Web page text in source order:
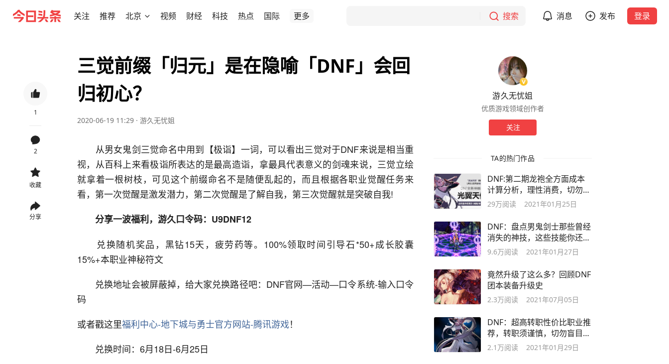
关注 推荐 北京 视频 财经 科技 热点 国际 更多 搜索 消息 发布 登录
1
2
收藏
分享
三觉前缀「归元」是在隐喻「DNF」会回
归初心？
2020-06-19 11:29 · 游久无忧姐
从男女鬼剑三觉命名中用到【极诣】一词，可以看出三觉对于DNF来说是相当重
视，从百科上来看极诣所表达的是最高造诣，拿最具代表意义的剑魂来说，三觉立绘
就拿着一根树枝，可见这个前缀命名不是随便乱起的，而且根据各职业觉醒任务来
看，第一次觉醒是激发潜力，第二次觉醒是了解自我，第三次觉醒就是突破自我!
分享一波福利，游久口令码：U9DNF12
兑换随机奖品，黑钻15天，疲劳药等。100%领取时间引导石*50+成长胶囊
15%+本职业神秘符文
兑换地址会被屏蔽掉，给大家兑换路径吧：DNF官网—活动—口令系统-输入口令
码
或者戳这里福利中心-地下城与勇士官方网站-腾讯游戏！
兑换时间：6月18日-6月25日
游久无忧姐
优质游戏领域创作者
关注
TA的热门作品
DNF:第二期龙袍全方面成本
计算分析，理性消费，切勿上
头
29万阅读 2021年01月25日
DNF：盘点男鬼剑士那些曾经
消失的神技，这些技能你还记
得吗？
9.6万阅读 2021年01月27日
竟然升级了这么多？回顾DNF
团本装备升级史
2.3万阅读 2021年07月05日
DNF：超高转职性价比职业推
荐，转职须谨慎，切勿盲目跟
风
2.1万阅读 2021年01月29日